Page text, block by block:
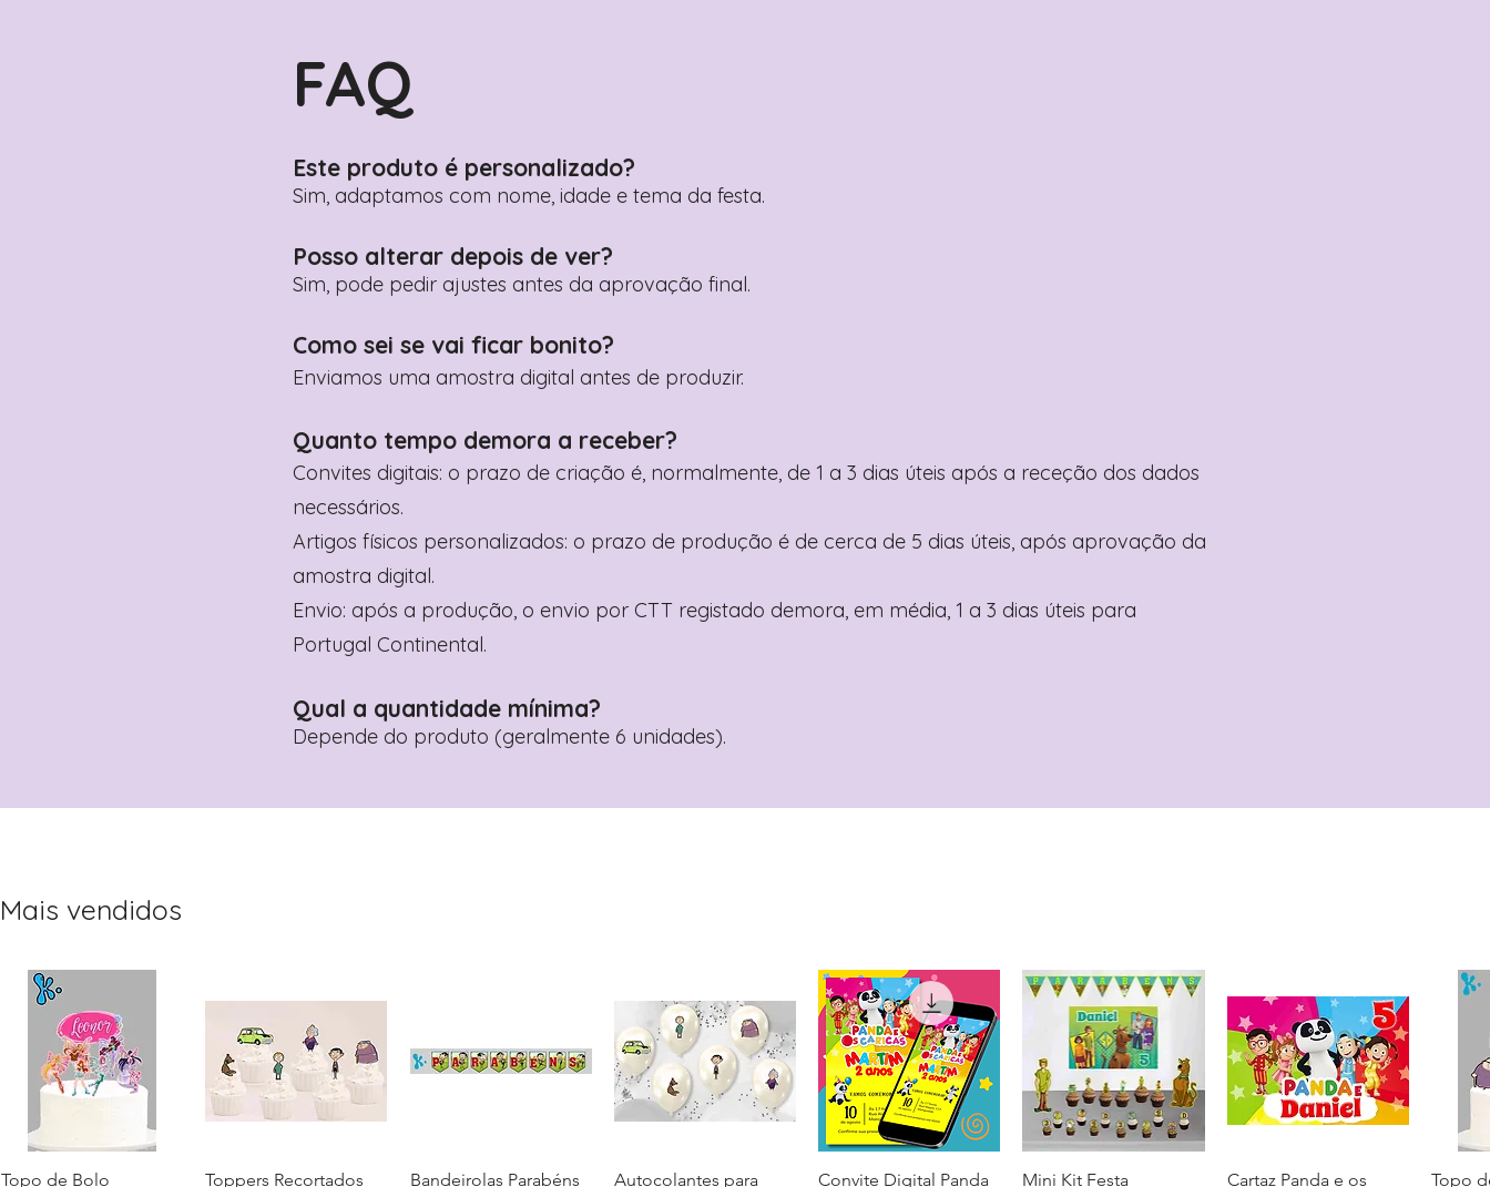
FAQ
Este produto é personalizado?
Sim, adaptamos com nome, idade e tema da festa.
Posso alterar depois de ver?
Sim, pode pedir ajustes antes da aprovação final.
Como sei se vai ficar bonito?
Enviamos uma amostra digital antes de produzir.
Quanto tempo demora a receber?
Convites digitais: o prazo de criação é, normalmente, de 1 a 3 dias úteis após a receção dos dados
necessários.
Artigos físicos personalizados: o prazo de produção é de cerca de 5 dias úteis, após aprovação da
amostra digital.
Envio: após a produção, o envio por CTT registado demora, em média, 1 a 3 dias úteis para
Portugal Continental.
Qual a quantidade mínima?
Depende do produto (geralmente 6 unidades).
Mais vendidos
Visualização rápida
Topo de Bolo
Visualização rápida
Toppers Recortados
Visualização rápida
Bandeirolas Parabéns
Visualização rápida
Autocolantes para
Visualização rápida
Convite Digital Panda
Visualização rápida
Mini Kit Festa
Visualização rápida
Cartaz Panda e os
Topo